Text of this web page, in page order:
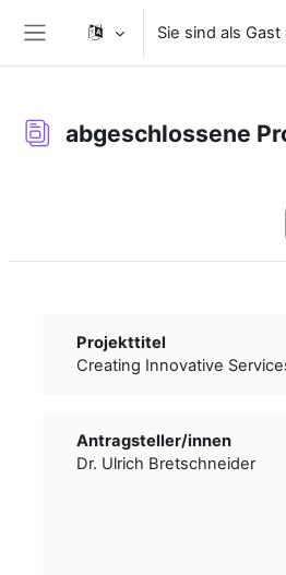
Website-Übersicht
Sie sind als
abgeschlossene
Projekttitel
Creating Innovative
Antragsteller/­­innen
Dr. Ulrich Bretschneider